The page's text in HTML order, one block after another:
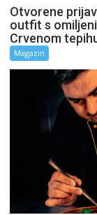
Otvorene
outfit s
Crvenom
Magazin